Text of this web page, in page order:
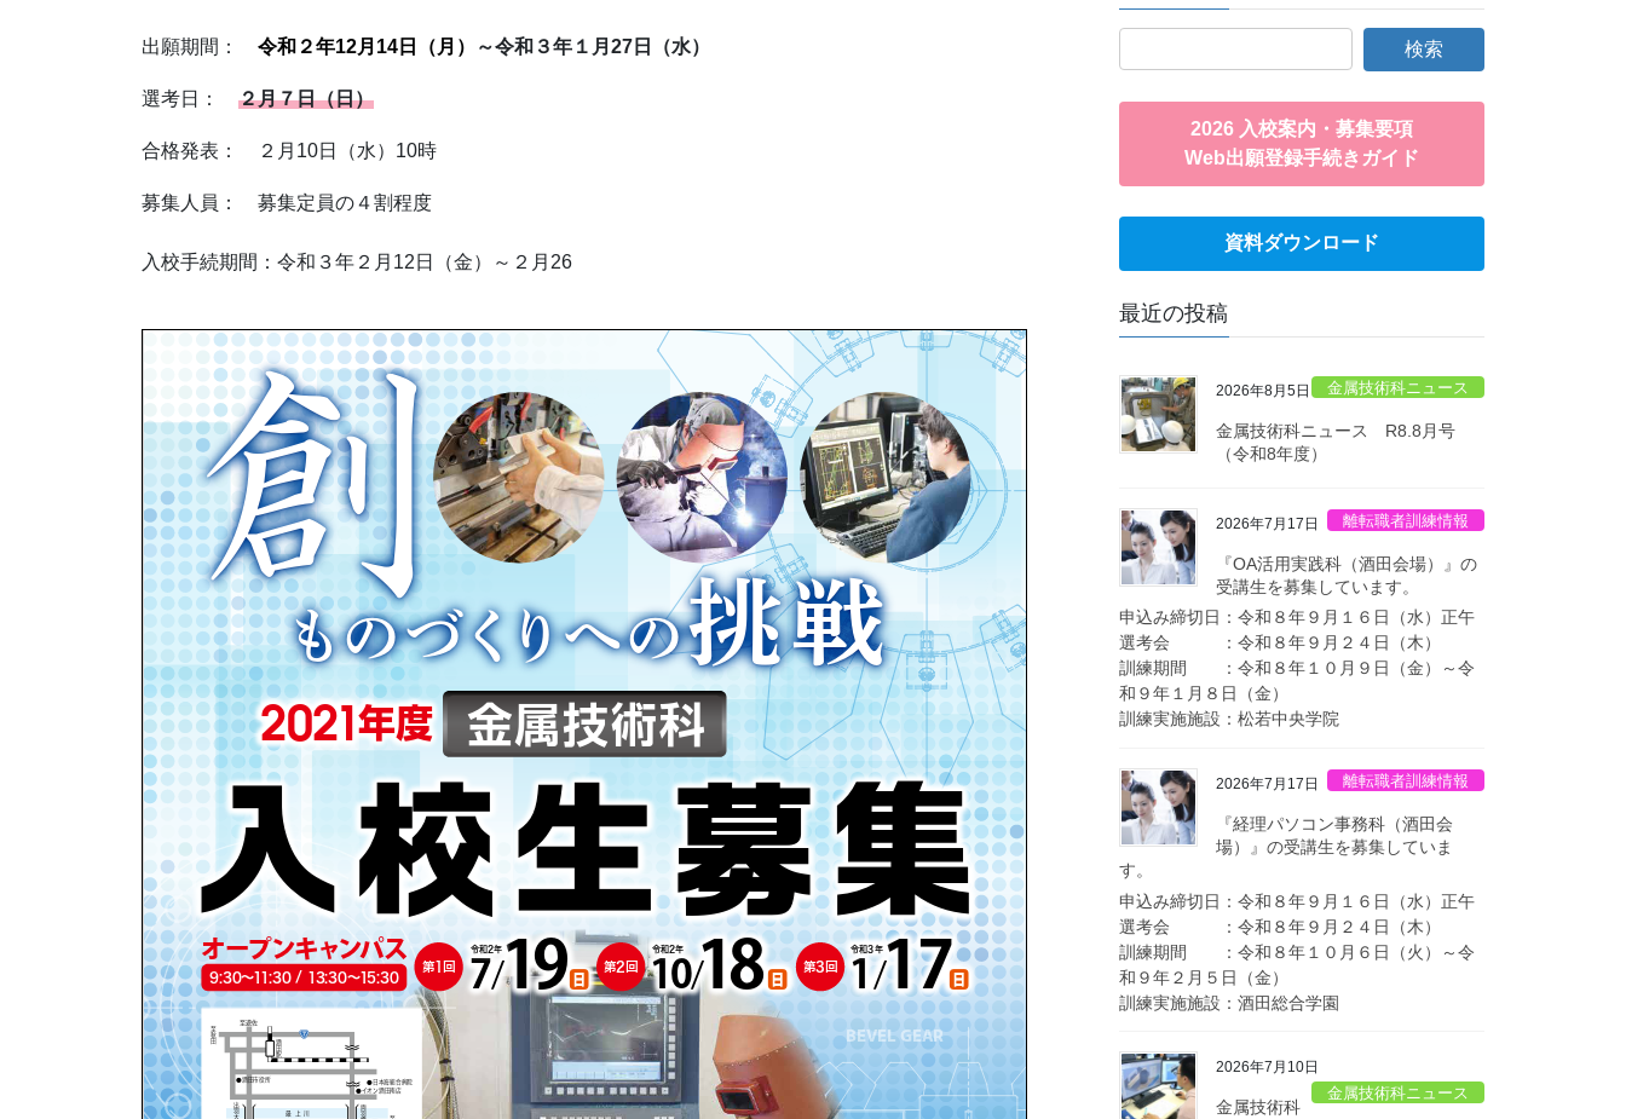
出願期間： 令和２年12月14日（月） ～令和３年１月27日（水）
選考日： ２月７日（日）
合格発表： ２月10日（水）10時
募集人員： 募集定員の４割程度
入校手続期間：令和３年２月12日（金）～２月26
2026 入校案内・募集要項
Web出願登録手続きガイド
資料ダウンロード
最近の投稿
2026年8月5日 金属技術科ニュース
金属技術科ニュース R8.8月号
（令和8年度）
2026年7月17日 離転職者訓練情報
『OA活用実践科（酒田会場）』の
受講生を募集しています。
申込み締切日：令和８年９月１６日（水）正午
選考会 ：令和８年９月２４日（木）
訓練期間 ：令和８年１０月９日（金）～令
和９年１月８日（金）
訓練実施施設：松若中央学院
2026年7月17日 離転職者訓練情報
『経理パソコン事務科（酒田会
場）』の受講生を募集していま
す。
申込み締切日：令和８年９月１６日（水）正午
選考会 ：令和８年９月２４日（木）
訓練期間 ：令和８年１０月６日（火）～令
和９年２月５日（金）
訓練実施施設：酒田総合学園
2026年7月10日
金属技術科ニュース
金属技術科